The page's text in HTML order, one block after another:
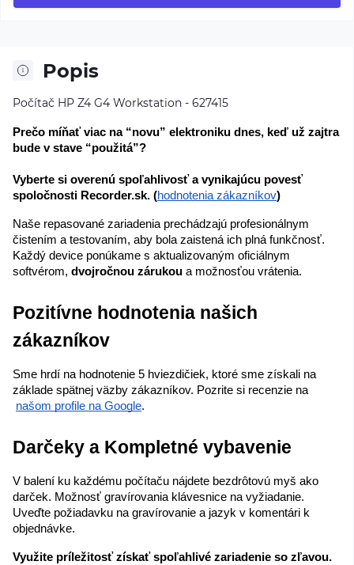
Popis
Počítač HP Z4 G4 Workstation - 627415
Prečo míňať viac na “novu” elektroniku dnes, keď už zajtra
bude v stave “použitá”?
Vyberte si overenú spoľahlivosť a vynikajúcu povesť
spoločnosti Recorder.sk. (hodnotenia zákazníkov)
Naše repasované zariadenia prechádzajú profesionálnym
čistením a testovaním, aby bola zaistená ich plná funkčnosť.
Každý device ponúkame s aktualizovaným oficiálnym
softvérom, dvojročnou zárukou a možnosťou vrátenia.
Pozitívne hodnotenia našich
zákazníkov
Sme hrdí na hodnotenie 5 hviezdičiek, ktoré sme získali na
základe spätnej väzby zákazníkov. Pozrite si recenzie na
našom profile na Google.
Darčeky a Kompletné vybavenie
V balení ku každému počítaču nájdete bezdrôtovú myš ako
darček. Možnosť gravírovania klávesnice na vyžiadanie.
Uveďte požiadavku na gravírovanie a jazyk v komentári k
objednávke.
Využite príležitosť získať spoľahlivé zariadenie so zľavou.